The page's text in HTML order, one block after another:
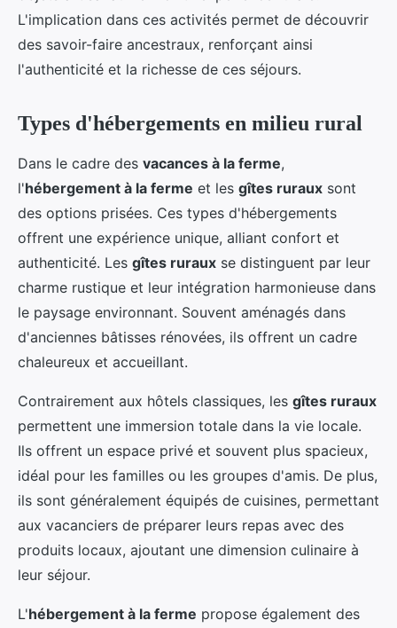
L'implication dans ces activités permet de découvrir
des savoir-faire ancestraux, renforçant ainsi
l'authenticité et la richesse de ces séjours.
Types d'hébergements en milieu rural
Dans le cadre des vacances à la ferme,
l'hébergement à la ferme et les gîtes ruraux sont
des options prisées. Ces types d'hébergements
offrent une expérience unique, alliant confort et
authenticité. Les gîtes ruraux se distinguent par leur
charme rustique et leur intégration harmonieuse dans
le paysage environnant. Souvent aménagés dans
d'anciennes bâtisses rénovées, ils offrent un cadre
chaleureux et accueillant.
Contrairement aux hôtels classiques, les gîtes ruraux
permettent une immersion totale dans la vie locale.
Ils offrent un espace privé et souvent plus spacieux,
idéal pour les familles ou les groupes d'amis. De plus,
ils sont généralement équipés de cuisines, permettant
aux vacanciers de préparer leurs repas avec des
produits locaux, ajoutant une dimension culinaire à
leur séjour.
L'hébergement à la ferme propose également des